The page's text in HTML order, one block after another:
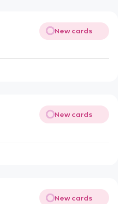
New cards
New cards
New cards